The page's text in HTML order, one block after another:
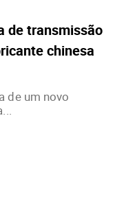
de transmissão
chinesa
de um novo